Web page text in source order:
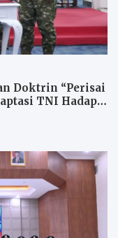
Doktrin “Perisai
TNI Hadapi